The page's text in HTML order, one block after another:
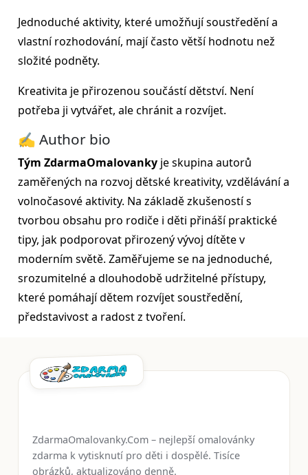
Jednoduché aktivity, které umožňují soustředění a
vlastní rozhodování, mají často větší hodnotu než
složité podněty.
Kreativita je přirozenou součástí dětství. Není
potřeba ji vytvářet, ale chránit a rozvíjet.
✍️ Author bio
Tým ZdarmaOmalovanky je skupina autorů
zaměřených na rozvoj dětské kreativity, vzdělávání a
volnočasové aktivity. Na základě zkušeností s
tvorbou obsahu pro rodiče i děti přináší praktické
tipy, jak podporovat přirozený vývoj dítěte v
moderním světě. Zaměřujeme se na jednoduché,
srozumitelné a dlouhodobě udržitelné přístupy,
které pomáhají dětem rozvíjet soustředění,
představivost a radost z tvoření.
ZdarmaOmalovanky.Com – nejlepší omalovánky
zdarma k vytisknutí pro děti i dospělé. Tisíce
obrázků, aktualizováno denně.